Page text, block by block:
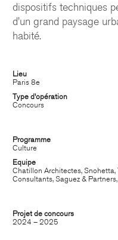
dispositifs techniques
d’un grand paysage
habité.
Lieu
Paris 8e
Type d’opération
Concours
Programme
Culture
Equipe
Chatillon Architectes,
Consultants, Saguez &
Projet de concours
2024 – 2025
61 rue de Dunkerque
75009 Paris - France
+ 33 1 48 78 31 52
10 rue de Genève